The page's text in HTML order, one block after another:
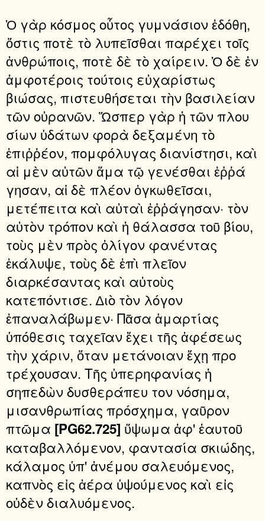
Ὁ γὰρ κόσμος οὗτος γυμνάσιον ἐδόθη,
ὅστις ποτὲ τὸ λυπεῖσθαι παρέχει τοῖς
ἀνθρώποις, ποτὲ δὲ τὸ χαίρειν. Ὁ δὲ ἐν
ἀμφοτέροις τούτοις εὐχαρίστως
βιώσας, πιστευθήσεται τὴν βασιλείαν
τῶν οὐρανῶν. Ὥσπερ γὰρ ἡ τῶν πλου
σίων ὑδάτων φορὰ δεξαμένη τὸ
ἐπιῤῥέον, πομφόλυγας διανίστησι, καὶ
αἱ μὲν αὐτῶν ἅμα τῷ γενέσθαι ἐῤῥά
γησαν, αἱ δὲ πλέον ὀγκωθεῖσαι,
μετέπειτα καὶ αὐταὶ ἐῤῥάγησαν· τὸν
αὐτὸν τρόπον καὶ ἡ θάλασσα τοῦ βίου,
τοὺς μὲν πρὸς ὀλίγον φανέντας
ἐκάλυψε, τοὺς δὲ ἐπὶ πλεῖον
διαρκέσαντας καὶ αὐτοὺς
κατεπόντισε. ∆ιὸ τὸν λόγον
ἐπαναλάβωμεν· Πᾶσα ἁμαρτίας
ὑπόθεσις ταχεῖαν ἔχει τῆς ἀφέσεως
τὴν χάριν, ὅταν μετάνοιαν ἔχῃ προ
τρέχουσαν. Τῆς ὑπερηφανίας ἡ
σηπεδὼν δυσθεράπευ τον νόσημα,
μισανθρωπίας πρόσχημα, γαῦρον
πτῶμα [PG62.725] ὕψωμα ἀφ' ἑαυτοῦ
καταβαλλόμενον, φαντασία σκιώδης,
κάλαμος ὑπ' ἀνέμου σαλευόμενος,
καπνὸς εἰς ἀέρα ὑψούμενος καὶ εἰς
οὐδὲν διαλυόμενος.